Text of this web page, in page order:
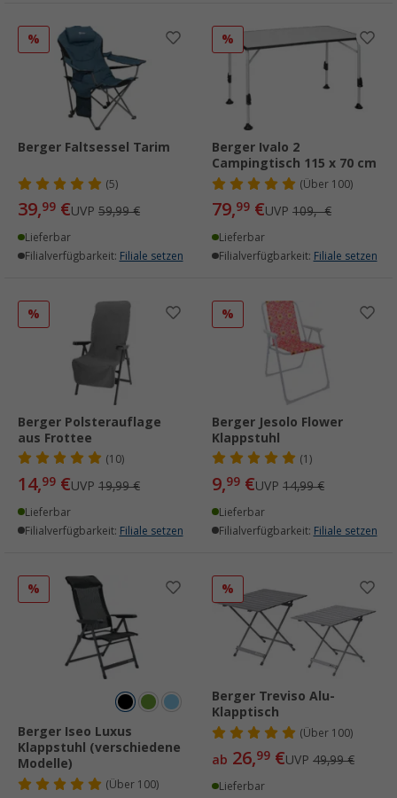
%
Berger Faltsessel Tarim
(5)
39,99 €UVP 59,99 €
Lieferbar
Filialverfügbarkeit: Filiale setzen
%
Berger Ivalo 2
Campingtisch 115 x 70 cm
(Über100)
79,99 €UVP 109,- €
Lieferbar
Filialverfügbarkeit: Filiale setzen
%
Berger Polsterauflage
aus Frottee
(10)
14,99 €UVP 19,99 €
Lieferbar
Filialverfügbarkeit: Filiale setzen
%
Berger Jesolo Flower
Klappstuhl
(1)
9,99 €UVP 14,99 €
Lieferbar
Filialverfügbarkeit: Filiale setzen
%
Berger Iseo Luxus
Klappstuhl (verschiedene
Modelle)
(Über100)
%
Berger Treviso Alu-
Klapptisch
(Über100)
ab 26,99 €UVP 49,99 €
Lieferbar